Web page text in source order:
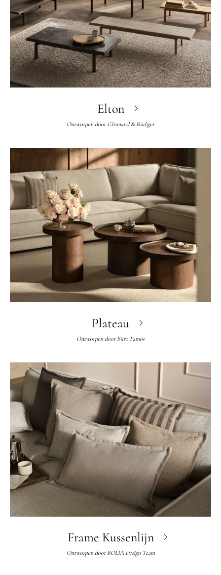
Elton
Ontworpen door Glismand & Rüdiger
Plateau
Ontworpen door Büro Famos
Frame Kussenlijn
Ontworpen door BOLIA Design Team